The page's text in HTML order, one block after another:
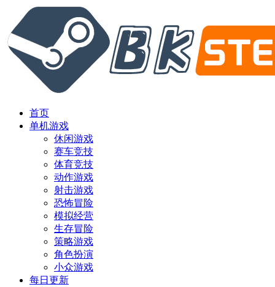
首页
单机游戏
休闲游戏
赛车竞技
体育竞技
动作游戏
射击游戏
恐怖冒险
模拟经营
生存冒险
策略游戏
角色扮演
小众游戏
每日更新